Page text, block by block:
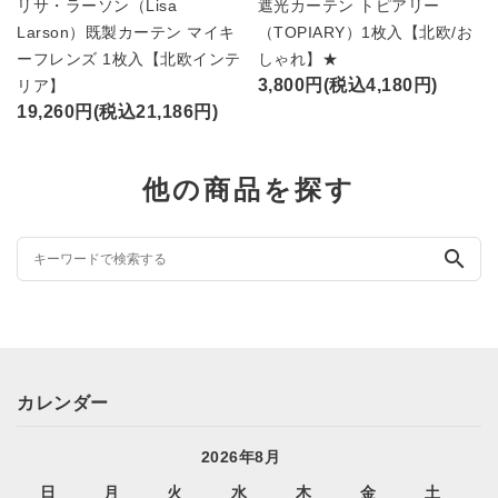
リサ・ラーソン（Lisa
Larson）既製カーテン マイキ
ーフレンズ 1枚入【北欧インテ
リア】
19,260円(税込21,186円)
遮光カーテン トピアリー
（TOPIARY）1枚入【北欧/お
しゃれ】★
3,800円(税込4,180円)
他の商品を探す
search
カレンダー
2026年8月
日
月 火 水 木 金 土